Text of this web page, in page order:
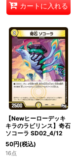
カートに入れる
【Newヒーローデッキ
キラのラビリンス】奇石
ソコーラ SD02_4/12
50円(税込)
16点